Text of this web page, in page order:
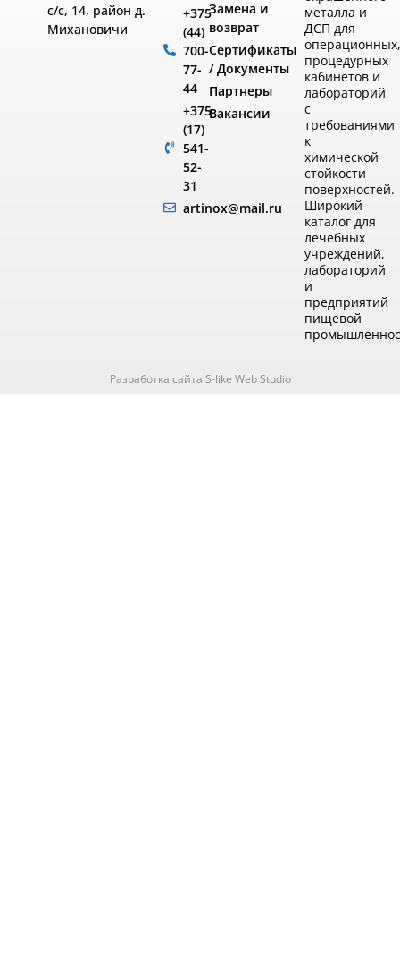
самостоятельной расстановки и подгонки изделий.
Купить оснащение для кабинета можно с доставкой в
Как оформить заказ
Выберите позиции в каталоге оснащения для ЛПУ,
уточните размеры и комплектацию — сотрудники
компании свяжутся с вами, рассчитают стоимость и
организуют доставку в Минск или любой регион
с/с, 14, район д.
Михановичи
+375
(44)
700-
77-
44
+375
(17)
541-
52-
31
artinox@mail.ru
Замена и
возврат
Сертификаты
/ Документы
Партнеры
Вакансии
металла и
ДСП для
операционных,
процедурных
кабинетов и
лабораторий
с
требованиями
к
химической
стойкости
поверхностей.
Широкий
каталог для
лечебных
учреждений,
лабораторий
и
предприятий
пищевой
Разработка сайта S-like Web Studio